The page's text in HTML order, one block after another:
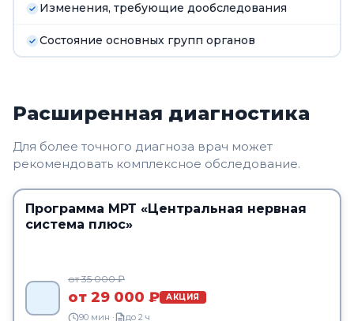
Изменения, требующие дообследования
Состояние основных групп органов
Расширенная диагностика
Для более точного диагноза врач может
рекомендовать комплексное обследование.
Программа МРТ «Центральная нервная
система плюс»
от 35 000 ₽
от 29 000 ₽ АКЦИЯ
90 мин · до 2 ч